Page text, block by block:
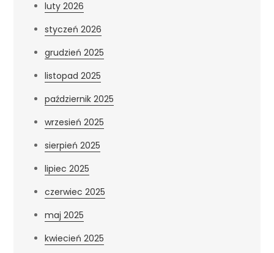
luty 2026
styczeń 2026
grudzień 2025
listopad 2025
październik 2025
wrzesień 2025
sierpień 2025
lipiec 2025
czerwiec 2025
maj 2025
kwiecień 2025